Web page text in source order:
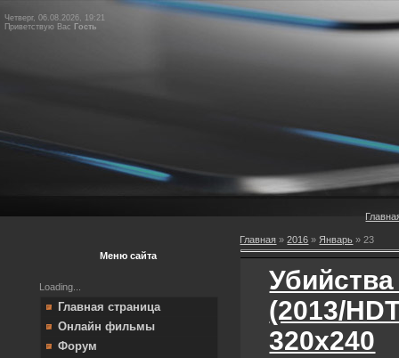
Четверг, 06.08.2026, 19:21
Приветствую Вас Гость
Меню сайта
Loading...
Главная страница
Онлайн фильмы
Форум
Главная »2016 » Январь » 23
(2013/
320х240